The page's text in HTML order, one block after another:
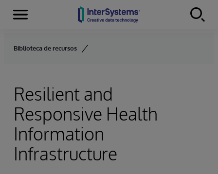
Skip to content
Menu
Biblioteca de recursos
Resilient and
Responsive Health
Information
Infrastructure